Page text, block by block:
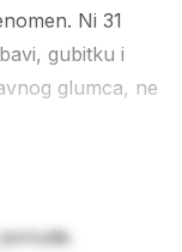
Ni 31
gubitku i
glumca, ne